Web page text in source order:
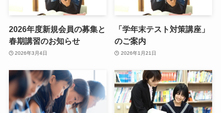
2026年度新規会員の募集と
春期講習のお知らせ
2026年3月4日
「学年末テスト対策講座」
のご案内
2026年1月21日